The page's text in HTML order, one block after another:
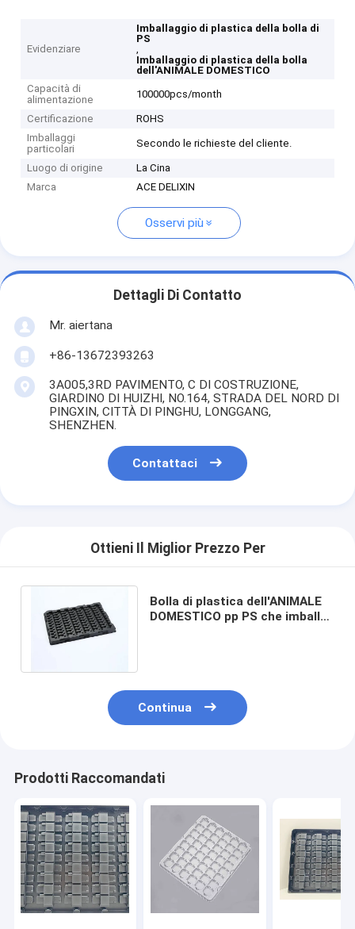
Evidenziare
Imballaggio di plastica della bolla di
PS
,
Imballaggio di plastica della bolla
dell'ANIMALE DOMESTICO
Capacità di
alimentazione
100000pcs/month
Certificazione
ROHS
Imballaggi
particolari
Secondo le richieste del cliente.
Luogo di origine
La Cina
Marca
ACE DELIXIN
Osservi più
Dettagli Di Contatto
Mr. aiertana
+86-13672393263
3A005,3RD PAVIMENTO, C DI COSTRUZIONE,
GIARDINO DI HUIZHI, NO.164, STRADA DEL NORD DI
PINGXIN, CITTÀ DI PINGHU, LONGGANG,
SHENZHEN.
Contattaci
Ottieni Il Miglior Prezzo Per
Bolla di plastica dell'ANIMALE
DOMESTICO pp PS che imballa
Continua
Prodotti Raccomandati